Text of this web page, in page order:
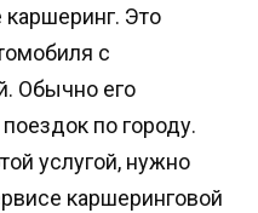
Это
с
Обычно его
по городу.
услугой, нужно
каршеринговой